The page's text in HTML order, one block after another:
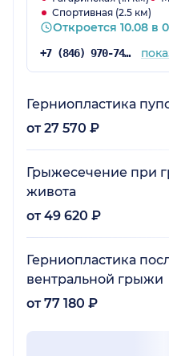
Спортивная (2.5 км)
Откроется 10.08 в
+7 (846) 970-74-29
Герниопластика
от 27 570 ₽
Грыжесечение при
живота
от 49 620 ₽
Герниопластика
вентральной грыжи
от 77 180 ₽